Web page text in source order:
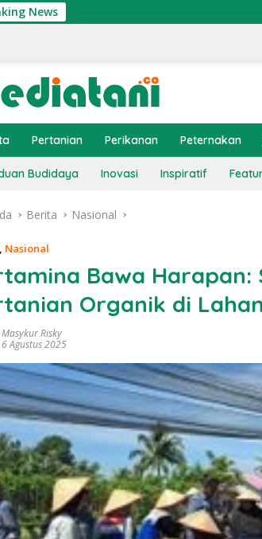
News Tingkatkan
Pertanian Perikanan Peternakan
Budidaya Inovasi Inspiratif
Berita Nasional
, Nasional
Bawa Harapan:
Organik di
Masykur Risky
6 Agustus 2025